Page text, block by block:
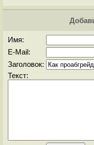
Имя:
E-Mail:
Заголовок:
Текст: